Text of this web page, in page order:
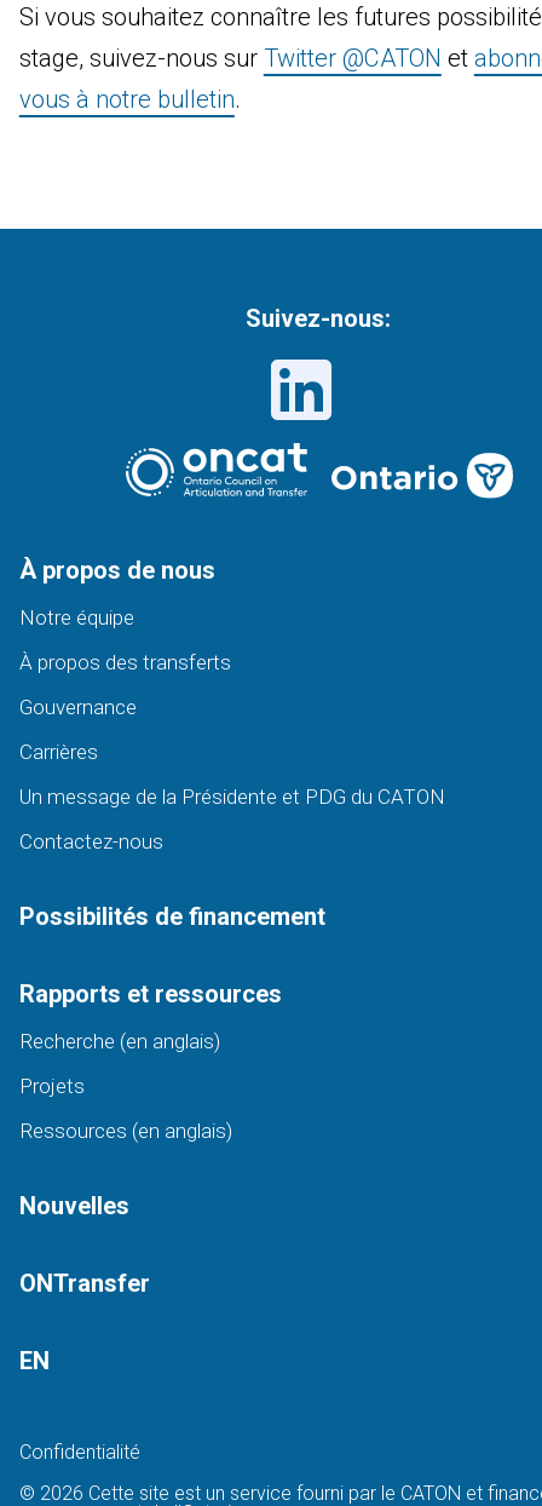
Si vous souhaitez connaître les futures
stage, suivez-nous sur Twitter @CATON et
vous à notre bulletin.
Suivez-nous:
À propos de nous
Notre équipe
À propos des transferts
Gouvernance
Carrières
Un message de la Présidente et PDG du CATON
Contactez-nous
Possibilités de financement
Rapports et ressources
Recherche (en anglais)
Projets
Ressources (en anglais)
Nouvelles
ONTransfer
EN
Confidentialité
© 2026 Cette site est un service fourni par le CATON et